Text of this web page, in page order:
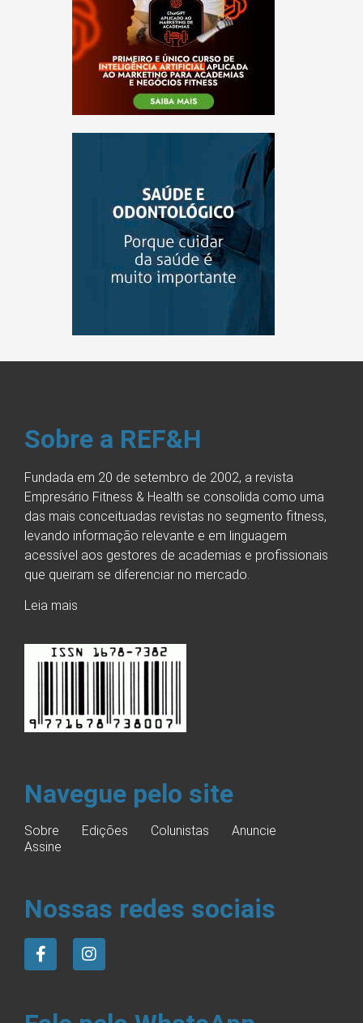
Sobre a REF&H
Fundada em 20 de setembro de 2002, a revista
Empresário Fitness & Health se consolida como uma
das mais conceituadas revistas no segmento fitness,
levando informação relevante e em linguagem
acessível aos gestores de academias e profissionais
que queiram se diferenciar no mercado.
Leia mais
Navegue pelo site
Sobre Edições Colunistas
Anuncie
Assine
Nossas redes sociais